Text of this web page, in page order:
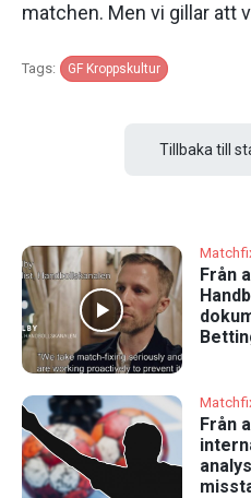
matchen. Men vi gillar att
Tags: GF Kroppskultur
Tillbaka till
Från
Från